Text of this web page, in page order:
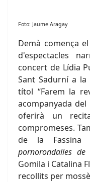
Foto: Jaume Aragay
Demà comença
d'espectacles
concert de Lídia
Sant Sadurní a la
títol “Farem la
acompanyada
oferirà un
compromeses.
de la Fassina
pornorondalles de
Gomila i Catalina
recollits per